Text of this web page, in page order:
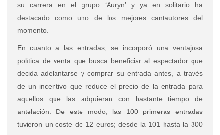
su carrera en el grupo ‘Auryn’ y ya en solitario ha
destacado como uno de los mejores cantautores del
momento.
En cuanto a las entradas, se incorporó una ventajosa
política de venta que busca beneficiar al espectador que
decida adelantarse y comprar su entrada antes, a través
de un incentivo que reduce el precio de la entrada para
aquellos que las adquieran con bastante tiempo de
antelación. De este modo, las 100 primeras entradas
tuvieron un coste de 12 euros; desde la 101 hasta la 300